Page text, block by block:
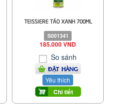
TEISSIERE TÁO XANH 700ML
S001341
185.000 VND
So sánh
ĐẶT HÀNG
Yêu thích
Chi tiết